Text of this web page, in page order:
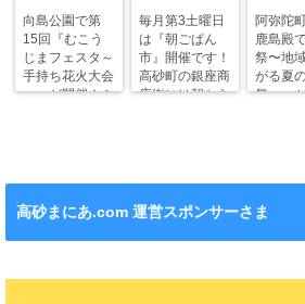
向島公園で第
15回『むこう
じまフェスタ～
手持ち花火大会
～』が開催！ふ
毎月第3土曜日
は『朝ごぱん
市』開催です！
高砂町の銀座商
店街には朝から
阿弥陀
鹿島殿
祭〜地
がる夏
祭〜』
高砂まにあ.com 運営スポンサーさま